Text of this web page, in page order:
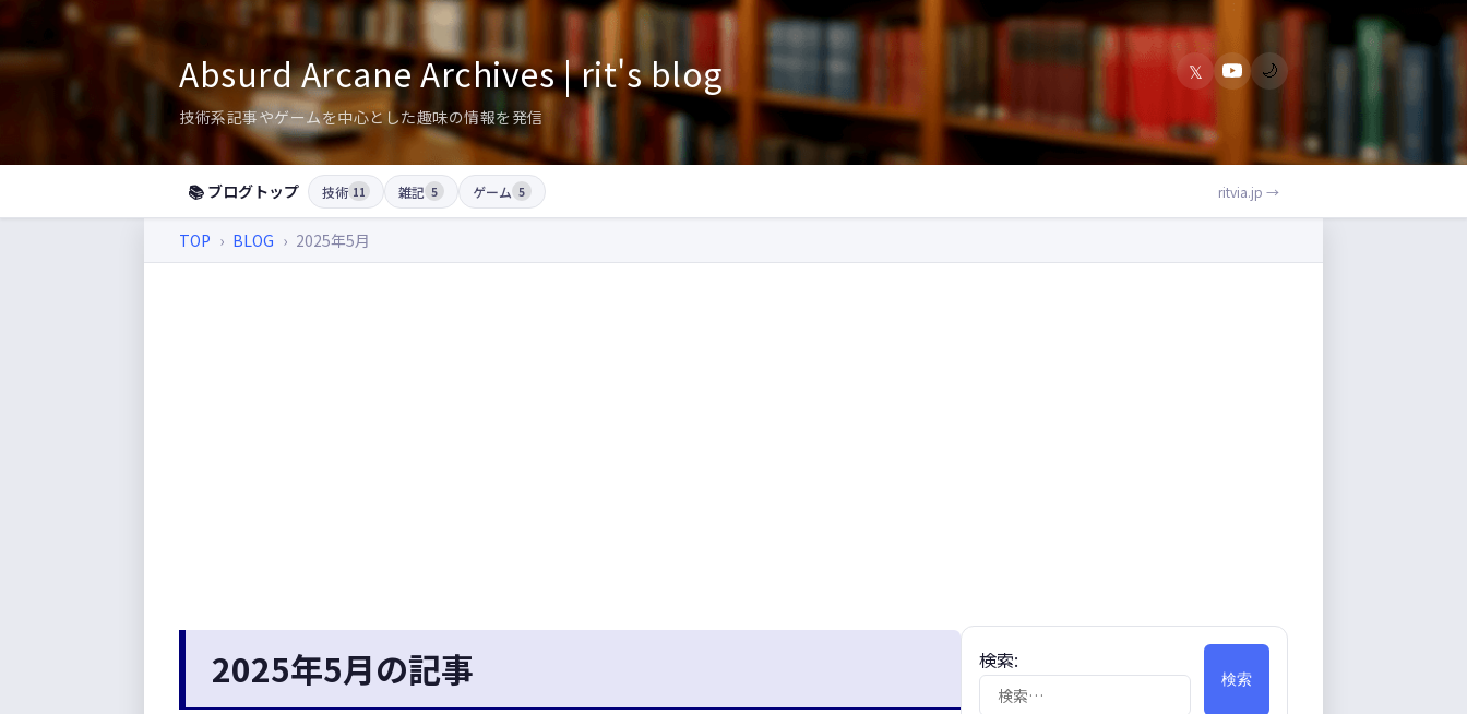
Absurd Arcane Archives | rit's blog
技術系記事やゲームを中心とした趣味の情報を発信
𝕏 🌙
📚 ブログトップ 技術 11 雑記 5 ゲーム 5 ritvia.jp →
TOP › BLOG › 2025年5月
2025年5月の記事 検索: